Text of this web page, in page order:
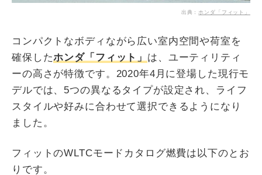
出典： ホンダ「フィット」
コンパクトなボディながら広い室内空間や荷室を
確保したホンダ「フィット」 は、ユーティリティ
ーの高さが特徴です。2020年4月に登場した現行モ
デルでは、5つの異なるタイプが設定され、ライフ
スタイルや好みに合わせて選択できるようになり
ました。
フィットのWLTCモードカタログ燃費は以下のとお
りです。